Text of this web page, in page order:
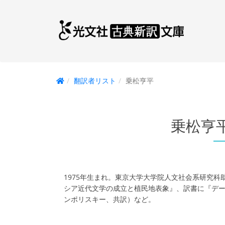
翻訳者リスト 乗松亨平
乗松亨
1975年生まれ。東京大学大学院人文社会系研究
シア近代文学の成立と植民地表象』、訳書に『デ
ンポリスキー、共訳）など。